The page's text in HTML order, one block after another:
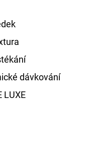
dávkování
LUXE